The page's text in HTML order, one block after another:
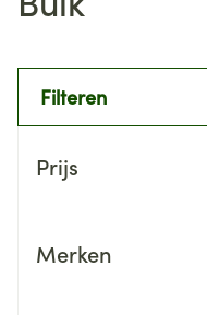
Filteren
Prijs
Merken